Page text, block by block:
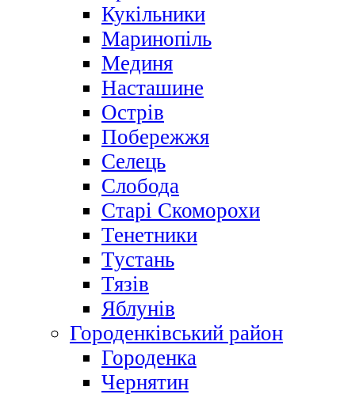
Кукільники
Маринопіль
Мединя
Насташине
Острів
Побережжя
Селець
Слобода
Старі Скоморохи
Тенетники
Тустань
Тязів
Яблунів
Городенківський район
Городенка
Чернятин